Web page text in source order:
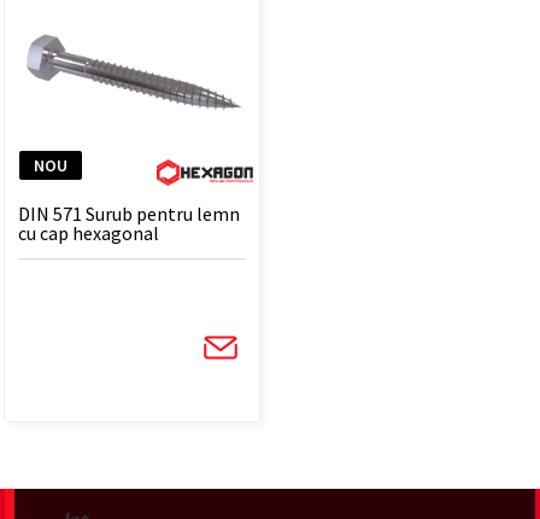
NOU
DIN 571 Surub pentru lemn
cu cap hexagonal